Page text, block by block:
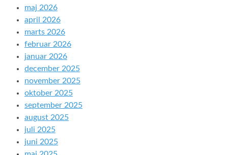
maj 2026
april 2026
marts 2026
februar 2026
januar 2026
december 2025
november 2025
oktober 2025
september 2025
august 2025
juli 2025
juni 2025